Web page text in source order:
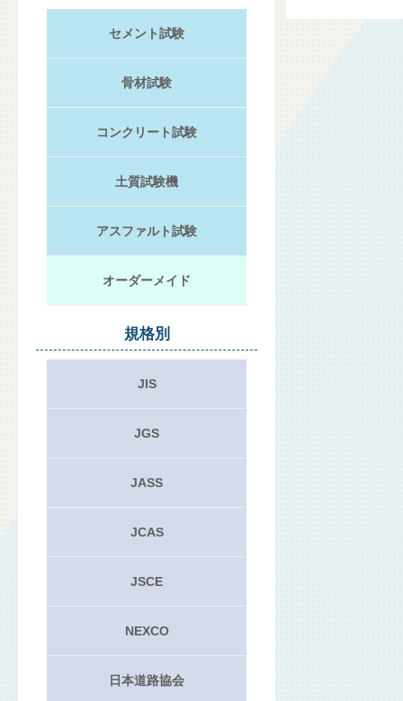
セメント試験
骨材試験
コンクリート試験
土質試験機
アスファルト試験
オーダーメイド
規格別
JIS
JGS
JASS
JCAS
JSCE
NEXCO
日本道路協会